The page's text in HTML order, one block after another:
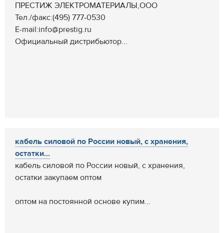
ПРЕСТИЖ ЭЛЕКТРОМАТЕРИАЛЫ,ООО
Тел./факс:(495) 777-0530
E-mail:info@prestig.ru
Официальный дистрибьютор...
кабель силовой по России новый, с хранения,
остатки...
кабель силовой по России новый, с хранения,
остатки закупаем оптом
оптом на постоянной основе купим...